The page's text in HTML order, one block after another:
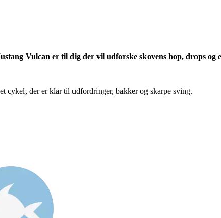
Vulcan er til dig der vil udforske skovens hop, drops og
cykel, der er klar til udfordringer, bakker og skarpe sving.